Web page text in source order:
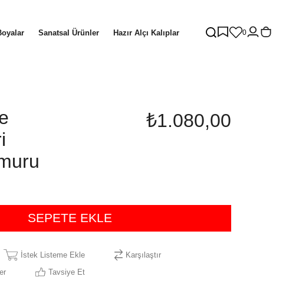
Sanatsal Ürünler Hazır Alçı Kalıplar 0
₺1.080,00
İstek Listeme Ekle
Karşılaştır
Tavsiye Et